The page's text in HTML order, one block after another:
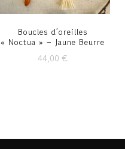
Boucles d’oreilles
« Noctua » – Jaune Beurre
44,00€